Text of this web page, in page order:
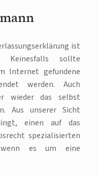
ist
Keinesfalls sollte
Internet gefundene
werden. Auch
wieder das selbst
Aus unserer Sicht
einen auf das
spezialisierten
wenn es um eine